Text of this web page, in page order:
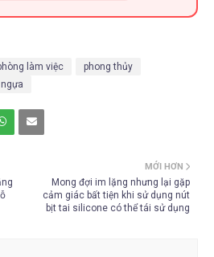
làm việc
phong thủy
MỚI HƠN
Mong đợi im lặng nhưng lại gặp
cảm giác bất tiện khi sử dụng nút
bịt tai silicone có thể tái sử dụng